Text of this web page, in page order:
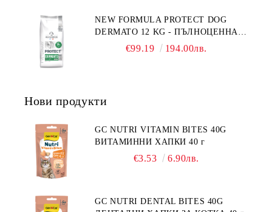
КАСТРИРАНИ КУЧЕТА ОТ ВСИЧКИ
ПОРОДИ НА ВЪЗРАСТ НАД 1
ГОДИНА, С ПИЛЕ. БЕЗ ЗЪРНО, БЕЗ
NEW FORMULA PROTECT DOG
DERMATO 12 KG - ПЪЛНОЦЕННА
ДИЕТИЧНА ХРАНА ЗА КУЧЕТА
ЗАГУБА НА КОЗИНА".
НЕПОНОСИМОСТТА КЪМ НЯКОИ
СЪСТАВКИ И ХРАНИ
€99.19 194.00лв.
Нови продукти
GC NUTRI VITAMIN BITES 40G
ВИТАМИННИ ХАПКИ 40 г
€3.53 6.90лв.
GC NUTRI DENTAL BITES 40G